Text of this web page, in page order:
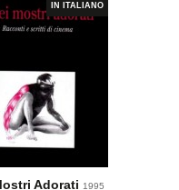
IN ITALIANO
Adorati 1995